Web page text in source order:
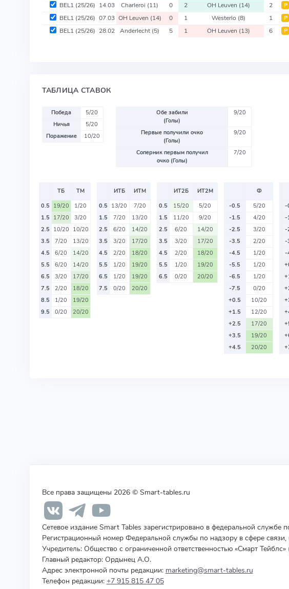
BEL1 (25/26) 14.03 Charleroi (11) 0 2 OH Leuven (14) 2 Р
BEL1 (25/26) 07.03 OH Leuven (14) 0 1 Westerlo (8) 1 Р
BEL1 (25/26) 28.02 Anderlecht (5) 5 1 OH Leuven (13) 6 Р
ТАБЛИЦА СТАВОК
Победа
5/20
Ничья
5/20
Поражение
10/20
Обе забили
(Голы)
9/20
Первые получили очко
(Голы)
9/20
Соперник первым получил
очко (Голы)
7/20
ТБ
ТМ
0.5 19/20
1/20
1.5 17/20
3/20
2.5 10/20 10/20
3.5
7/20
13/20
4.5
6/20
14/20
5.5
6/20
14/20
6.5
3/20
17/20
7.5
2/20
18/20
8.5
1/20
19/20
9.5
0/20 20/20
ИТБ
ИТМ
0.5 13/20
7/20
1.5
7/20
13/20
2.5
6/20
14/20
3.5
3/20
17/20
4.5
2/20
18/20
5.5
1/20
19/20
6.5
1/20
19/20
7.5
0/20 20/20
ИТ2Б
ИТ2М
0.5
15/20
5/20
1.5
11/20
9/20
2.5
6/20
14/20
3.5
3/20
17/20
4.5
2/20
18/20
5.5
1/20
19/20
6.5
0/20 20/20
Ф
-0.5
5/20
-1.5
4/20
-2.5
3/20
-3.5
2/20
-4.5
1/20
-5.5
1/20
-6.5
1/20
-7.5
0/20
+0.5
10/20
+1.5
12/20
+2.5
17/20
+3.5
19/20
+4.5
20/20
-
-
-
-
-
Все права защищены 2026 © Smart-tables.ru
Сетевое издание Smart Tables зарегистрировано в федеральной
Регистрационный номер Федеральной службы по надзору в сфере
Учредитель: Общество с ограниченной ответственностью «Смарт
Главный редактор: Ордынец А.О.
Адрес электронной почты редакции: marketing@smart-tables.ru
Телефон редакции: +7 915 815 47 05